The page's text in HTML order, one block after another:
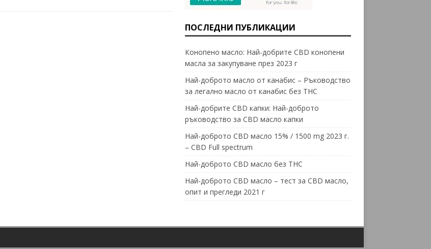
ПОСЛЕДНИ ПУБЛИКАЦИИ
Конопено масло: Най-добрите CBD конопени
масла за закупуване през 2023 г
Най-доброто масло от канабис – Ръководство
за легално масло от канабис без THC
Най-добрите CBD капки: Най-доброто
ръководство за CBD масло капки
Най-доброто CBD масло 15% / 1500 mg 2023 г.
– CBD Full spectrum
Най-доброто CBD масло без THC
Най-доброто CBD масло – тест за CBD масло,
опит и прегледи 2021 г